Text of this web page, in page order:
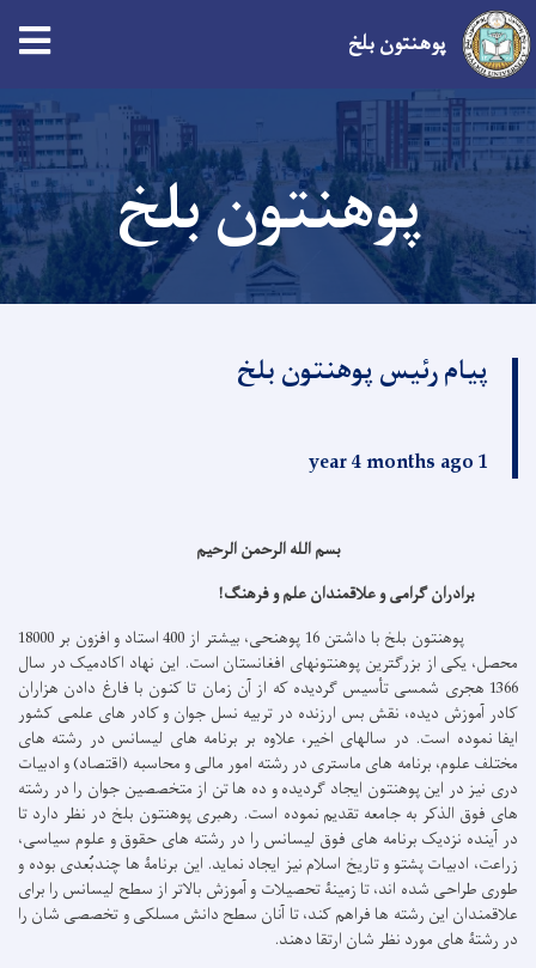
main
content
پوهنتون بلخ
پوهنتون
پیام رئیس پوهنتون بلخ
1 year 4 months ago
بسم الله الرحمن الرحیم
برادران گرامی و علاقمندان علم و فرهنگ!
پوهنتون بلخ با داشتن 16 پوهنحی، بیشتر از 400 استاد و افزون بر 18000
محصل، یکی از بزرگترین پوهنتونهای افغانستان است. این نهاد اکادمیک در سال
1366 هجری شمسی تأسیس گردیده که از آن زمان تا کنون با فارغ دادن هزاران
کادر آموزش دیده، نقش بس ارزنده در تربیه نسل جوان و کادر های علمی کشور
ایفا نموده است. در سالهای اخیر، علاوه بر برنامه های لیسانس در رشته های
مختلف علوم، برنامه های ماستری در رشته امور مالی و محاسبه (اقتصاد) و ادبیات
دری نیز در این پوهنتون ایجاد گردیده و ده ها تن از متخصصین جوان را در رشته
های فوق الذکر به جامعه تقدیم نموده است. رهبری پوهنتون بلخ در نظر دارد تا
در آینده نزدیک برنامه های فوق لیسانس را در رشته های حقوق و علوم سیاسی،
زراعت، ادبیات پشتو و تاریخ اسلام نیز ایجاد نماید. این برنامۀ ها چندبُعدی بوده و
طوری طراحی شده اند، تا زمینۀ تحصیلات و آموزش بالاتر از سطح لیسانس را برای
علاقمندان این رشته ها فراهم کند، تا آنان سطح دانش مسلکی و تخصصی شان را
در رشتۀ های مورد نظر شان ارتقا دهند.